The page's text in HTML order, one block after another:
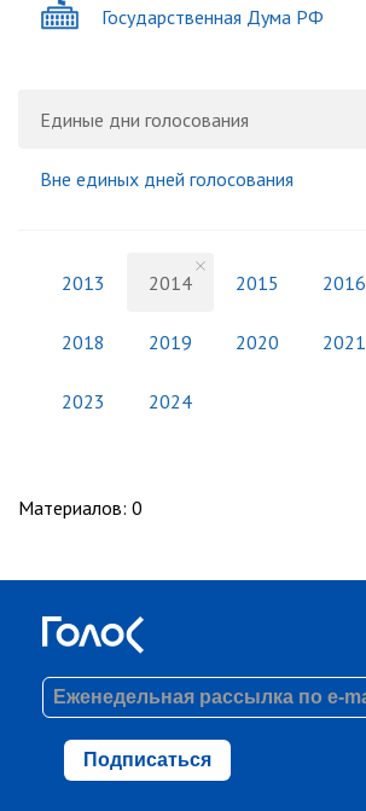
Государственная Дума РФ
Единые дни голосования
Вне единых дней голосования
2013 2014 2015 2016
2018 2019 2020 2021
2023 2024
Материалов: 0
Подписаться